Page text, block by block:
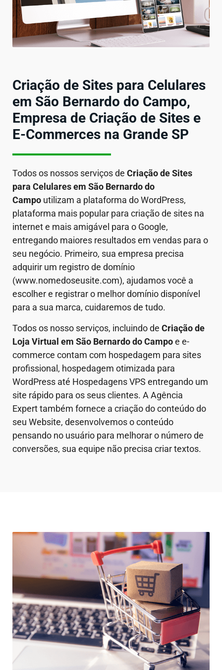
Criação de Sites para Celulares
em São Bernardo do Campo,
Empresa de Criação de Sites e
E-Commerces na Grande SP
Todos os nossos serviços de Criação de Sites
para Celulares em São Bernardo do
Campo utilizam a plataforma do WordPress,
plataforma mais popular para criação de sites na
internet e mais amigável para o Google,
entregando maiores resultados em vendas para o
seu negócio. Primeiro, sua empresa precisa
adquirir um registro de domínio
(www.nomedoseusite.com), ajudamos você a
escolher e registrar o melhor domínio disponível
para a sua marca, cuidaremos de tudo.
Todos os nosso serviços, incluindo de Criação de
Loja Virtual em São Bernardo do Campoe e-
commerce contam com hospedagem para sites
profissional, hospedagem otimizada para
WordPress até Hospedagens VPS entregando um
site rápido para os seus clientes. A Agência
Expert também fornece a criação do conteúdo do
seu Website, desenvolvemos o conteúdo
pensando no usuário para melhorar o número de
conversões, sua equipe não precisa criar textos.